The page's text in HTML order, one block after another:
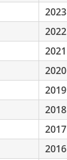
2023
2022
2021
2020
2019
2018
2017
2016